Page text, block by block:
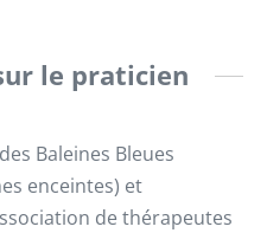
le praticien
Baleines Bleues
enceintes) et
de thérapeutes